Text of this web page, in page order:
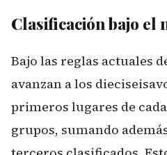
Clasificación bajo el
Bajo las reglas actuales
avanzan a los
primeros lugares de
grupos, sumando